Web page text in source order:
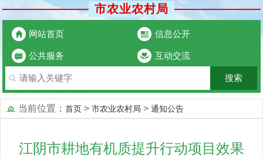
市农业农村局
网站首页 信息公开
公共服务 互动交流
当前位置： 首页 > 市农业农村局 > 通知公告
江阴市耕地有机质提升行动项目效果